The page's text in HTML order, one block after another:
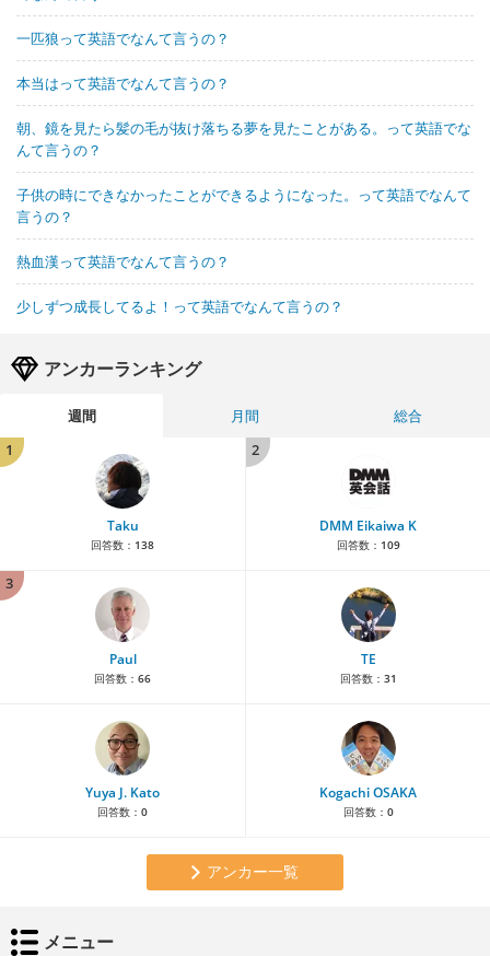
一匹狼って英語でなんて言うの？
本当はって英語でなんて言うの？
朝、鏡を見たら髪の毛が抜け落ちる夢を見たことがある。って英語でな
んて言うの？
子供の時にできなかったことができるようになった。って英語でなんて
言うの？
熱血漢って英語でなんて言うの？
少しずつ成長してるよ！って英語でなんて言うの？
アンカーランキング
週間 月間
総合
1
Taku
回答数： 138
2
DMM Eikaiwa K
回答数： 109
3
Paul
回答数： 66
TE
回答数： 31
Yuya J. Kato
回答数： 0
Kogachi OSAKA
回答数： 0
アンカー一覧
メニュー